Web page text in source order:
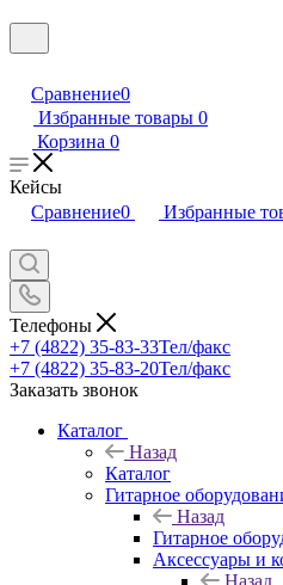
Сравнение0
Избранные товары 0
Корзина 0
Кейсы
Сравнение0 Избранные
Телефоны
+7 (4822) 35-83-33Тел/факс
+7 (4822) 35-83-20Тел/факс
Заказать звонок
Каталог
Назад
Каталог
Гитарное
Назад
Гитарное
Аксессуары и
Назад